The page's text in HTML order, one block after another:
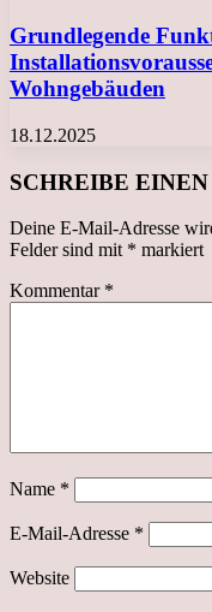
Grundlegende
Wohngebäuden
18.12.2025
SCHREIBE
Deine E-Mail-Adresse
Felder sind mit * markiert
Kommentar *
Name *
E-Mail-Adresse *
Website